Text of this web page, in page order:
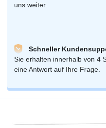
uns weiter.
Schneller
Sie erhalten innerhalb von 4
eine Antwort auf Ihre Frage.